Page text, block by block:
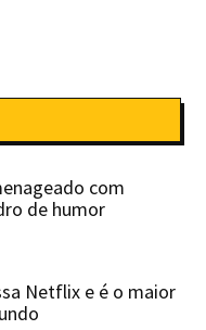
com
de humor
Netflix e é o maior